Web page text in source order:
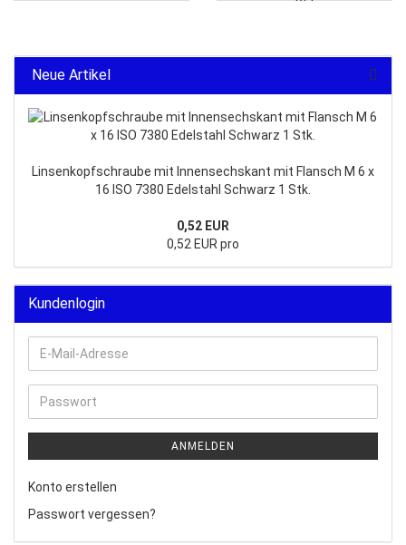
Neue Artikel
Linsenkopfschraube mit Innensechskant mit Flansch M 6 x
16 ISO 7380 Edelstahl Schwarz 1 Stk.
0,52 EUR
0,52 EUR pro
Kundenlogin
E-
Mail-
Adresse
Passwort
ANMELDEN
Konto erstellen
Passwort vergessen?